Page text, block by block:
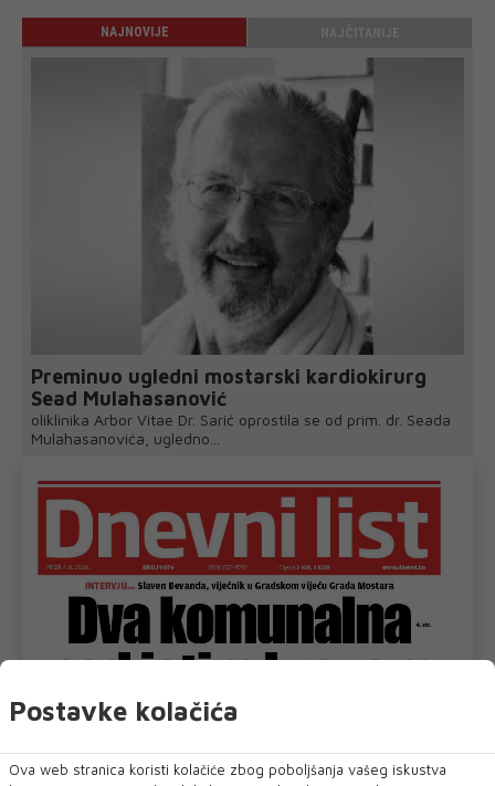
NAJNOVIJE
Preminuo ugledni mostarski kardiokirurg
Sead Mulahasanović
oliklinika Arbor Vitae Dr. Sarić oprostila se od prim. dr. Seada
Mulahasanovića, ugledno...
Postavke kolačića
Ova web stranica koristi kolačiće zbog poboljšanja vašeg iskustva